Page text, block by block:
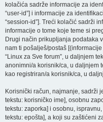
kolačića sadrže informacije za
“user-id”] i informacije za
“session-id”]. Treći kolačić sadrži
informacije o tome koje teme si
Drugi način prikupljanja podataka
nam ti pošalješ/postaš
“Linux za Sve forum”, u daljnjem
anonimni/a korisnik/ca, u daljnjem
kao registriran/a korisnik/ca, u
Korisnički račun, najmanje, sadrži
tekstu: korisničko ime], osobnu
tekstu: zaporka] i osobnu,
tekstu: epošta], a koji su zaštićeni